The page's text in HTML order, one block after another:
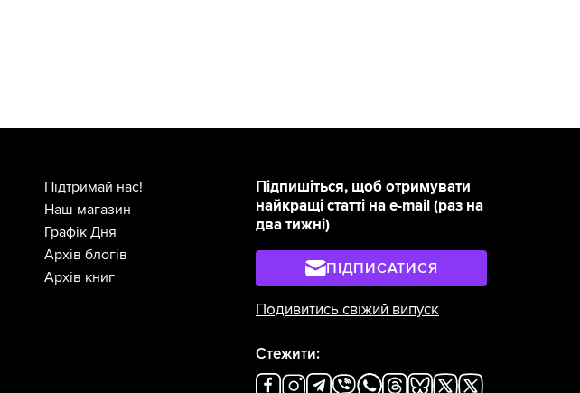
Підпишіться, щоб отримувати
найкращі статті на e-mail (раз на
два тижні)
ПІДПИСАТИСЯ
Подивитись свіжий випуск
Стежити:
Підтримай нас!
Наш магазин
Графік Дня
Архів блогів
Архів книг